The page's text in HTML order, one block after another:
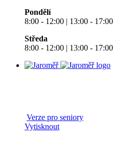
Pondělí
8:00 - 12:00 | 13:00 - 17:00
Středa
8:00 - 12:00 | 13:00 - 17:00
Verze pro seniory
Vytisknout